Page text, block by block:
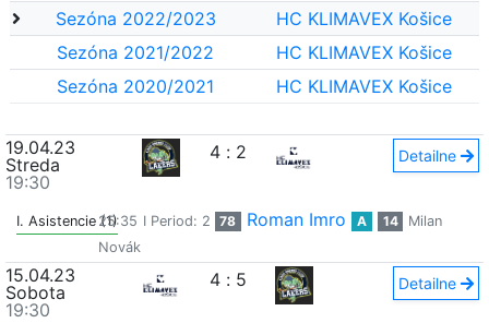
Sezóna 2022/2023
HC KLIMAVEX Košice
Sezóna 2021/2022
HC KLIMAVEX Košice
Sezóna 2020/2021
HC KLIMAVEX Košice
19.04.23
Streda
19:30
4 : 2 Detailne
I. Asistencie (1)25:35 I Period: 2 78 Roman Imro A 14
Milan
Novák
15.04.23
Sobota
19:30
4 : 5 Detailne